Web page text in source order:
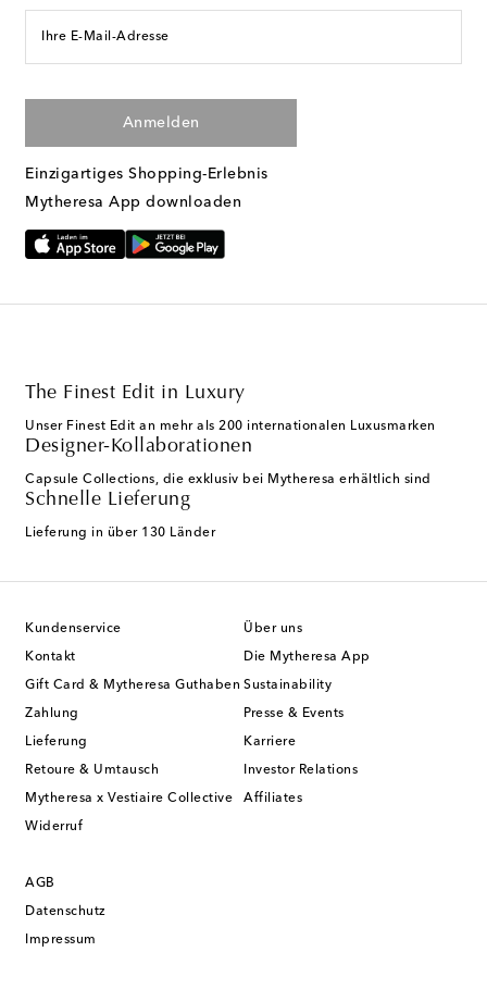
Ihre E-Mail-Adresse
Anmelden
Einzigartiges Shopping-Erlebnis
Mytheresa App downloaden
The Finest Edit in Luxury
Unser Finest Edit an mehr als 200 internationalen Luxusmarken
Designer-Kollaborationen
Capsule Collections, die exklusiv bei Mytheresa erhältlich sind
Schnelle Lieferung
Lieferung in über 130 Länder
Kundenservice
Kontakt
Gift Card & Mytheresa Guthaben
Zahlung
Lieferung
Retoure & Umtausch
Mytheresa x Vestiaire Collective
Widerruf
Über uns
Die Mytheresa App
Sustainability
Presse & Events
Karriere
Investor Relations
Affiliates
AGB
Datenschutz
Impressum